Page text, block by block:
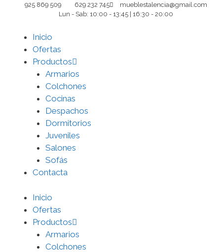
925 869 509 629 232 745
mueblestalencia@gmail.com
Lun - Sab: 10:00 - 13:45 | 16:30 - 20:00
Inicio
Ofertas
Productos
Armarios
Colchones
Cocinas
Despachos
Dormitorios
Juveniles
Salones
Sofás
Contacta
Inicio
Ofertas
Productos
Armarios
Colchones